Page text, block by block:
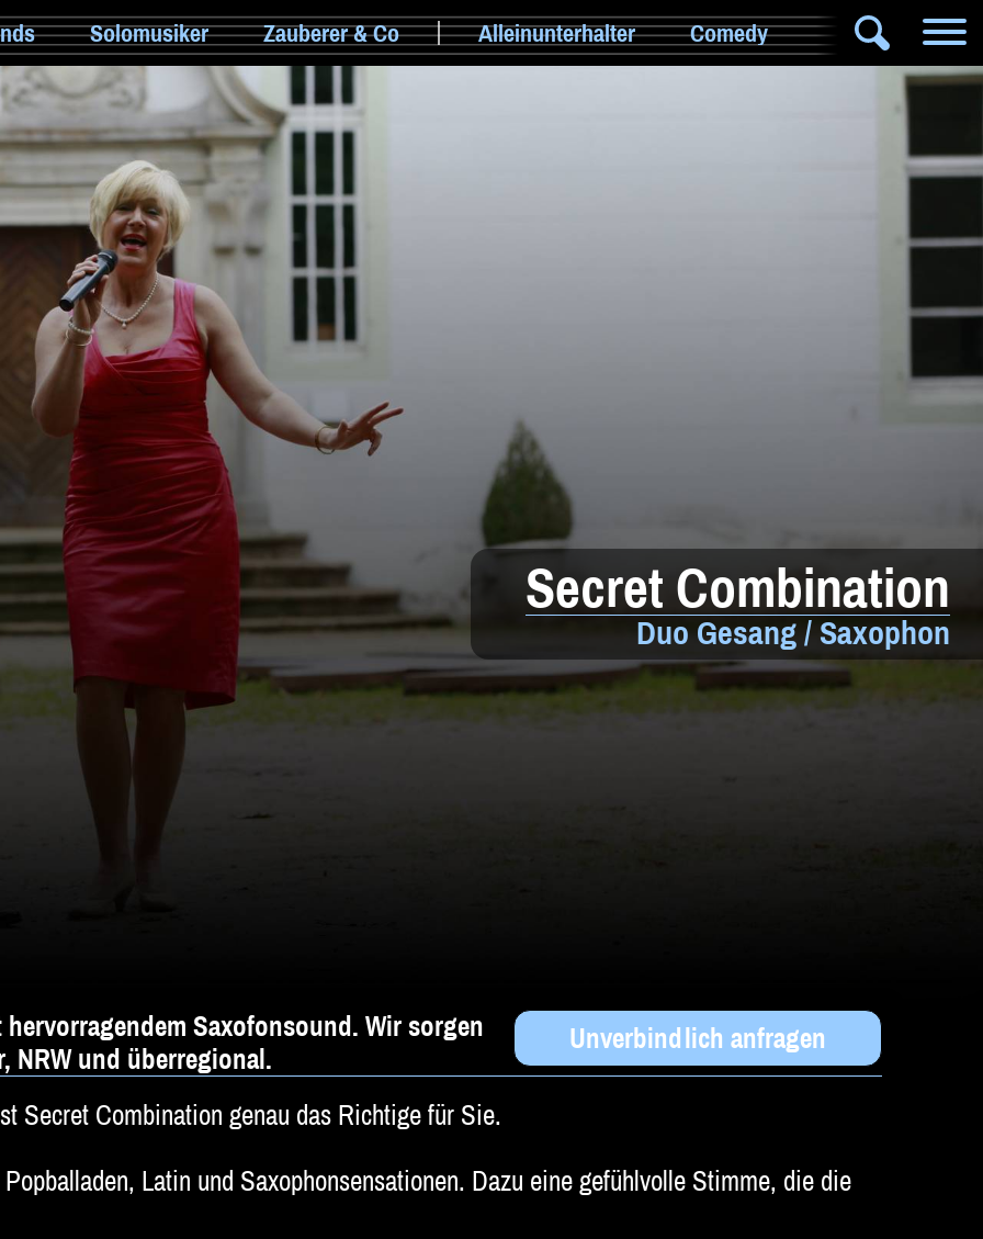
Solomusiker Zauberer & Co Alleinunterhalter
Comedy
Jazz & Swing
Klassische Musik
Oktoberfestband
Sonstiges
Beratung
Impressum
Duo Gesang / Saxophon
Secret Combination
Unverbindlich anfragen
Saxofonsound. Wir sorgen
NRW und überregional.
Secret Combination genau das Richtige für Sie.
Latin und Saxophonsensationen. Dazu eine gefühlvolle Stimme, die die